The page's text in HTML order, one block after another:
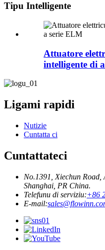
Tipu Intelligente
Attuatore
intelligente di
Ligami rapidi
Nutizie
Cuntatta ci
Cuntattateci
No.1391, Xiechun
Shanghai, PR China.
Telefunu di serviziu:+86
E-mail: